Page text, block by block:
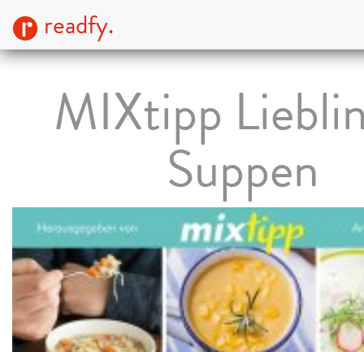
readfy.
MIXtipp
Suppen